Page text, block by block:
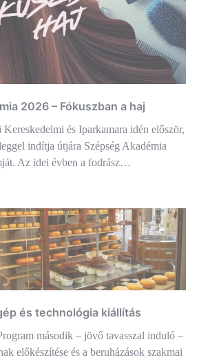
2026 – Fókuszban a haj
és Iparkamara idén először,
indítja útjára Szépség Akadémia
Az idei évben a fodrász…
és technológia kiállítás
második – jövő tavasszal induló –
előkészítése és a beruházások szakmai